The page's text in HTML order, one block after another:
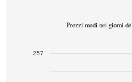
Prezzi medi nei giorni
257